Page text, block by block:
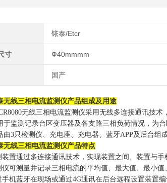
铱泰/Etcr
寸 Ф40mmmm
国产
无线三相电流监测仪产品组成及用途
无线三相电流监测仪采用无线多连接通讯技
于监测记录台区变压器及各支路三相负荷情况，为
由3只检测仪、充电座、充电器、蓝牙APP及后台组成
无线三相电流监测仪产品特点
装置通过多连接通讯技术 ，实现装置之间、装置与
仪可测量并记录三相电流的平均值、最大值、最小
手机蓝牙在现场或通过4G通讯在后台远程设置装置